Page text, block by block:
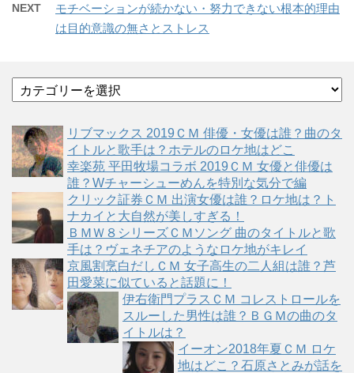
NEXT
モチベーションが続かない・努力できない根本的理由
は目的意識の無さとストレス
テ
リ
ー
リブマックス 2019ＣＭ 俳優・女優は誰？曲のタ
イトルと歌手は？ホテルのロケ地はどこ
幸楽苑 平田牧場コラボ 2019ＣＭ 女優と俳優は
誰？Wチャーシューめんを特別な気分で編
クリック証券ＣＭ 出演女優は誰？ロケ地は？ト
ナカイと大自然が美しすぎる！
ＢＭＷ８シリーズＣＭソング 曲のタイトルと歌
手は？ヴェネチアのようなロケ地がキレイ
京風割烹白だしＣＭ 女子高生の二人組は誰？芦
田愛菜に似ていると話題に！
伊右衛門プラスＣＭ コレストロールを
スルーした男性は誰？ＢＧＭの曲のタ
イトルは？
イーオン2018年夏ＣＭ ロケ
地はどこ？石原さとみが話を